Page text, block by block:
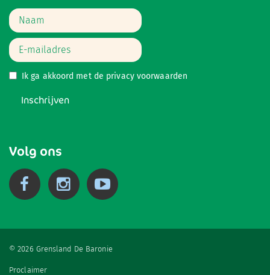
Ik ga akkoord met de privacy voorwaarden
Inschrijven
Volg ons
© 2026 Grensland De Baronie
Proclaimer